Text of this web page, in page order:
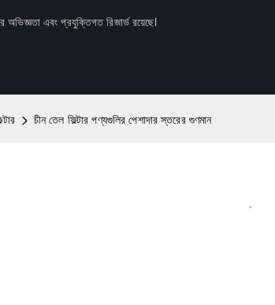
অভিজ্ঞতা এবং প্রযুক্তিগত রিজার্ভ রয়েছে।
চীন তেল ফিল্টার পণ্যগুলির পেশাদার স্তরের গুণমান